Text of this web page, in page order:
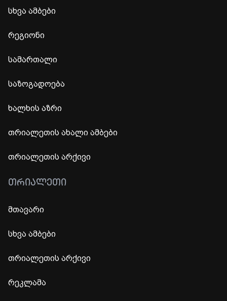
სხვა ამბები
რეგიონი
სამართალი
საზოგადოება
ხალხის აზრი
თრიალეთის ახალი ამბები
თრიალეთის არქივი
ᲗᲠᲘᲐᲚᲔᲗᲘ
მთავარი
სხვა ამბები
თრიალეთის არქივი
რეკლამა